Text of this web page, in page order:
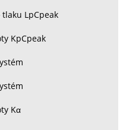
LpCpeak
KpCpeak
Kα